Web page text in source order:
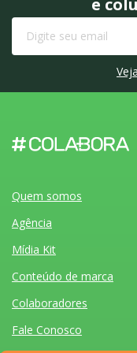
Quem somos
Agência
Mídia Kit
Conteúdo de marca
Colaboradores
Fale Conosco